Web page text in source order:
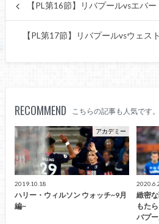
【PL第16節】リバプールvsエバー
【PL第17節】リバプールvsウェス
RECOMMEND こちらの記事も人気です。
アカデミー
2019.10.18
ハリー・ウィルソン ウォッチ~9月
編~
緻密
もた
バプ